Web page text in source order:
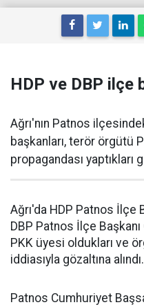
HDP ve DBP ilçe
Ağrı'nın Patnos
başkanları, terör örgütü
propagandası yaptıkları
Ağrı'da HDP Patnos İlçe
DBP Patnos İlçe
PKK üyesi oldukları ve
iddiasıyla gözaltına alındı.
Patnos Cumhuriyet